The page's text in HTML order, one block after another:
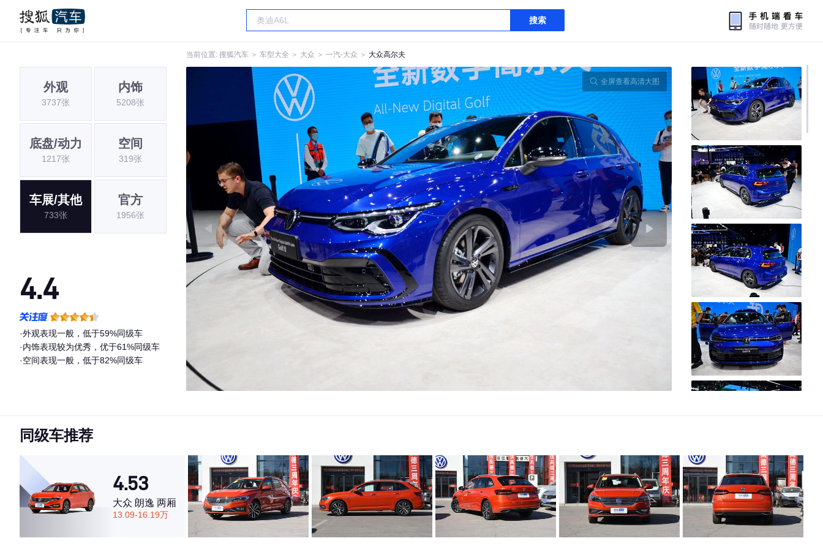
搜索
当前位置: 搜狐汽车 ＞ 车型大全 ＞ 大众 ＞ 一汽-大众 ＞ 大众高尔夫
外观
3737张
内饰
5208张
底盘/动力
1217张
空间
319张
车展/其他
733张
官方
1956张
4.4
·外观表现一般，低于59%同级车
·内饰表现较为优秀，优于61%同级车
·空间表现一般，低于82%同级车
全屏查看高清大图
同级车推荐
4.53
大众 朗逸 两厢
13.09-16.19万